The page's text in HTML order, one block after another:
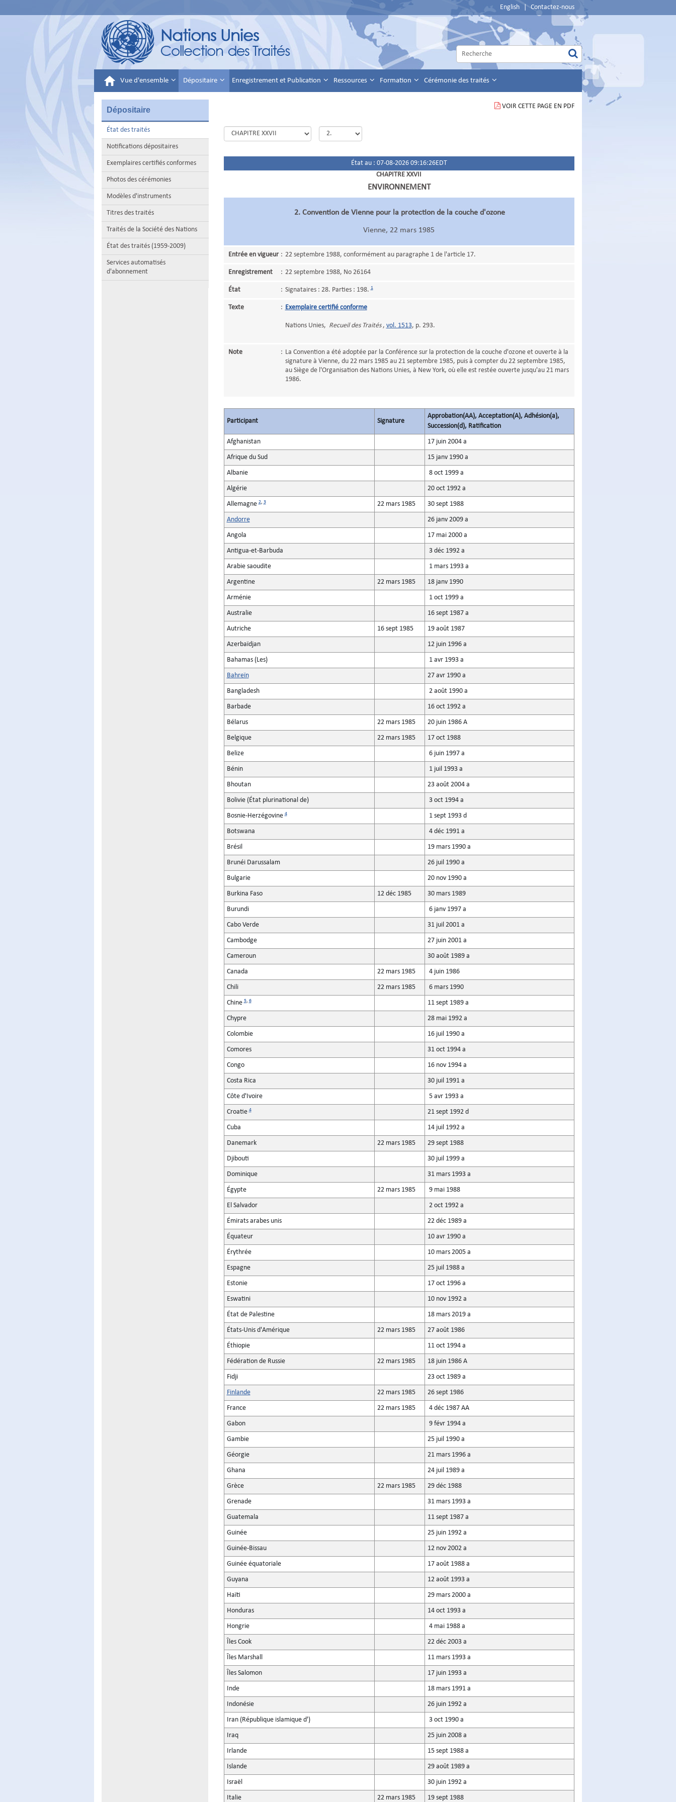
English | Contactez-nous
Vue d'ensemble Dépositaire Enregistrement et Publication Ressources Formation Cérémonie des traités
Dépositaire
État des traités
Notifications dépositaires
Exemplaires certifiés conformes
Photos des cérémonies
Modèles d'instruments
Titres des traités
Traités de la Société des Nations
État des traités (1959-2009)
Services automatisés
d'abonnement
VOIR CETTE PAGE EN PDF
État au : 07-08-2026 09:16:26EDT
CHAPITRE XXVII
ENVIRONNEMENT
2. Convention de Vienne pour la protection de la couche d'ozone
Vienne, 22 mars 1985
Entrée en vigueur : 22 septembre 1988, conformément au paragraphe 1 de l'article 17.
Enregistrement : 22 septembre 1988, No 26164
État : Signataires : 28. Parties : 198.1
Texte : Exemplaire certifié conforme
Nations Unies, Recueil des Traités, vol. 1513, p. 293.
Note : La Convention a été adoptée par la Conférence sur la protection de la couche d'ozone et ouverte à la
signature à Vienne, du 22 mars 1985 au 21 septembre 1985, puis à compter du 22 septembre 1985,
au Siège de l'Organisation des Nations Unies, à New York, où elle est restée ouverte jusqu'au 21 mars
1986.
Participant Signature
Approbation(AA), Acceptation(A), Adhésion(a),
Succession(d), Ratification
Afghanistan 17 juin 2004 a
Afrique du Sud 15 janv 1990 a
Albanie 8 oct 1999 a
Algérie 20 oct 1992 a
Allemagne2, 3 22 mars 1985 30 sept 1988
Andorre 26 janv 2009 a
Angola 17 mai 2000 a
Antigua-et-Barbuda 3 déc 1992 a
Arabie saoudite 1 mars 1993 a
Argentine 22 mars 1985 18 janv 1990
Arménie 1 oct 1999 a
Australie 16 sept 1987 a
Autriche 16 sept 1985 19 août 1987
Azerbaïdjan 12 juin 1996 a
Bahamas (Les) 1 avr 1993 a
Bahreïn 27 avr 1990 a
Bangladesh 2 août 1990 a
Barbade 16 oct 1992 a
Bélarus 22 mars 1985 20 juin 1986 A
Belgique 22 mars 1985 17 oct 1988
Belize 6 juin 1997 a
Bénin 1 juil 1993 a
Bhoutan 23 août 2004 a
Bolivie (État plurinational de) 3 oct 1994 a
Bosnie-Herzégovine4 1 sept 1993 d
Botswana 4 déc 1991 a
Brésil 19 mars 1990 a
Brunéi Darussalam 26 juil 1990 a
Bulgarie 20 nov 1990 a
Burkina Faso 12 déc 1985 30 mars 1989
Burundi 6 janv 1997 a
Cabo Verde 31 juil 2001 a
Cambodge 27 juin 2001 a
Cameroun 30 août 1989 a
Canada 22 mars 1985 4 juin 1986
Chili 22 mars 1985 6 mars 1990
Chine5, 6 11 sept 1989 a
Chypre 28 mai 1992 a
Colombie 16 juil 1990 a
Comores 31 oct 1994 a
Congo 16 nov 1994 a
Costa Rica 30 juil 1991 a
Côte d'Ivoire 5 avr 1993 a
Croatie4 21 sept 1992 d
Cuba 14 juil 1992 a
Danemark 22 mars 1985 29 sept 1988
Djibouti 30 juil 1999 a
Dominique 31 mars 1993 a
Égypte 22 mars 1985 9 mai 1988
El Salvador 2 oct 1992 a
Émirats arabes unis 22 déc 1989 a
Équateur 10 avr 1990 a
Érythrée 10 mars 2005 a
Espagne 25 juil 1988 a
Estonie 17 oct 1996 a
Eswatini 10 nov 1992 a
État de Palestine 18 mars 2019 a
États-Unis d'Amérique 22 mars 1985 27 août 1986
Éthiopie 11 oct 1994 a
Fédération de Russie 22 mars 1985 18 juin 1986 A
Fidji 23 oct 1989 a
Finlande 22 mars 1985 26 sept 1986
France 22 mars 1985 4 déc 1987 AA
Gabon 9 févr 1994 a
Gambie 25 juil 1990 a
Géorgie 21 mars 1996 a
Ghana 24 juil 1989 a
Grèce 22 mars 1985 29 déc 1988
Grenade 31 mars 1993 a
Guatemala 11 sept 1987 a
Guinée 25 juin 1992 a
Guinée-Bissau 12 nov 2002 a
Guinée équatoriale 17 août 1988 a
Guyana 12 août 1993 a
Haïti 29 mars 2000 a
Honduras 14 oct 1993 a
Hongrie 4 mai 1988 a
Îles Cook 22 déc 2003 a
Îles Marshall 11 mars 1993 a
Îles Salomon 17 juin 1993 a
Inde 18 mars 1991 a
Indonésie 26 juin 1992 a
Iran (République islamique d') 3 oct 1990 a
Iraq 25 juin 2008 a
Irlande 15 sept 1988 a
Islande 29 août 1989 a
Israël 30 juin 1992 a
Italie 22 mars 1985 19 sept 1988